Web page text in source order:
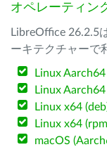
オペレーティン
LibreOffice 26.2.5
ーキテクチャーで
Linux Aarch64
Linux
Linux x64
Linux x64
macOS